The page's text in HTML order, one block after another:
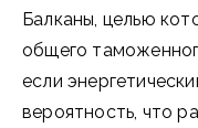
Балканы, целью
общего
если
вероятность, что